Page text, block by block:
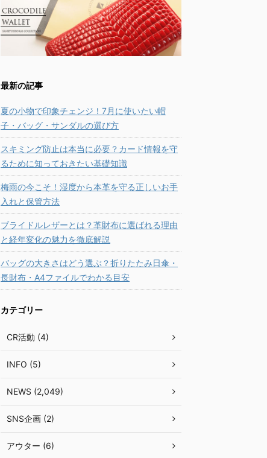
最新の記事
夏の小物で印象チェンジ！7月に使いたい帽
子・バッグ・サンダルの選び方
スキミング防止は本当に必要？カード情報を守
るために知っておきたい基礎知識
梅雨の今こそ！湿度から本革を守る正しいお手
入れと保管方法
ブライドルレザーとは？革財布に選ばれる理由
と経年変化の魅力を徹底解説
バッグの大きさはどう選ぶ？折りたたみ日傘・
長財布・A4ファイルでわかる目安
カテゴリー
CR活動 (4)
INFO (5)
NEWS (2,049)
SNS企画 (2)
アウター (6)